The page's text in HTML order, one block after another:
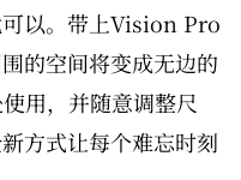
以。带上Vision Pro
的空间将变成无边的
用，并随意调整尺
方式让每个难忘时刻